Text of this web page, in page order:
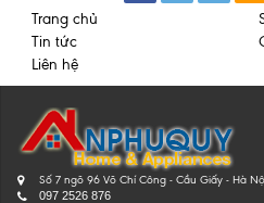
Trang chủ
Tin tức
Liên hệ
Số 7 ngõ 96 Võ Chí Công - Cầu Giấy - Hà
097 2526 876